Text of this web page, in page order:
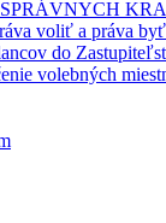
voliť a práva
do
volebných